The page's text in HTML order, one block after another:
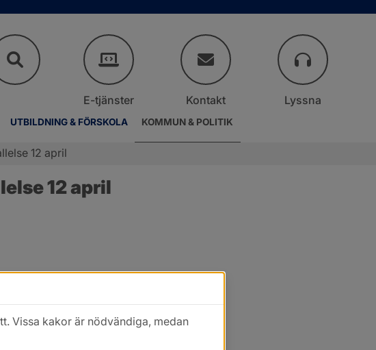
UTBILDNING & FÖRSKOLA KOMMUN & POLITIK
E-tjänster Kontakt Lyssna
12 april
12 april
fönster.
Vissa kakor är nödvändiga, medan